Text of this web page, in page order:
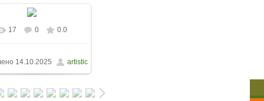
17 0 0.0
14.10.2025 artistic